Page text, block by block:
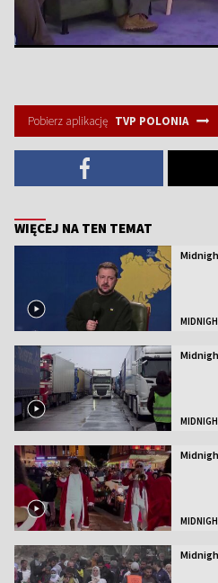
Pobierz aplikację TVP POLONIA
WIĘCEJ NA TEN TEMAT